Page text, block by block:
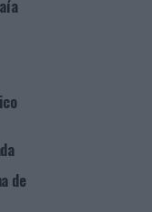
pilotos
de